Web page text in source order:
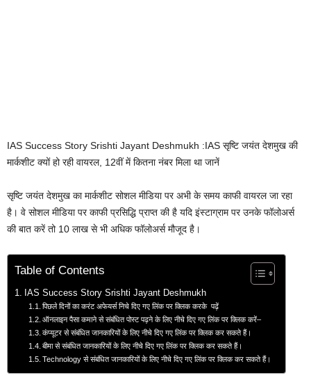
IAS Success Story Srishti Jayant Deshmukh :IAS सृष्टि जयंत देशमुख की
मार्कशीट क्यों हो रही वायरल, 12वीं में कितना नंबर मिला था जानें
सृष्टि जयंत देशमुख का मार्कशीट सोशल मीडिया पर अभी के समय काफी वायरल जा रहा
है। वे सोशल मीडिया पर काफी प्रसिद्धि प्राप्त की है यदि इंस्टाग्राम पर उनके फॉलोअर्स
की बात करें तो 10 लाख से भी अधिक फॉलोअर्स मौजूद है।
Table of Contents
IAS Success Story Srishti Jayant Deshmukh
पिछले दिनों का करंट अफेयर्स निचे दिए गए लिंक पर क्लिक करके पढ़ें
ऑनलाइन पैसा कमाने से संबंधित पोस्ट पढ़ने के लिए नीचे दिए गए लिंक पर क्लिक करें–
कंप्यूटर से संबंधित जानकारियों के लिए नीचे दिए गए लिंक पर क्लिक कर सकते हैं।
बीमा से संबंधित जानकारियों के लिए नीचे दिए गए लिंक पर क्लिक कर सकते हैं।
Technology से संबंधित जानकारियों के लिए नीचे दिए गए लिंक पर क्लिक कर सकते हैं।